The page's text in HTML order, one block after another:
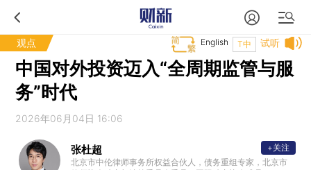
观点 试听
T中
English
中国对外投资迈入“全周期监管与服
务”时代
2026年06月04日 16:06
张杜超
北京市中伦律师事务所权益合伙人，债务重组专家，北京市
+关注